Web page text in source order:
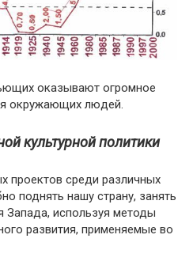
оказывают огромное
окружающих людей.
культурной политики
проектов среди различных
поднять нашу страну, занять
Запада, используя методы
развития, применяемые во